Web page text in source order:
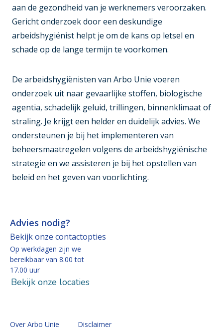
aan de gezondheid van je werknemers veroorzaken.
Gericht onderzoek door een deskundige
arbeidshygiënist helpt je om de kans op letsel en
schade op de lange termijn te voorkomen.
De arbeidshygiënisten van Arbo Unie voeren
onderzoek uit naar gevaarlijke stoffen, biologische
agentia, schadelijk geluid, trillingen, binnenklimaat of
straling. Je krijgt een helder en duidelijk advies. We
ondersteunen je bij het implementeren van
beheersmaatregelen volgens de arbeidshygiënische
strategie en we assisteren je bij het opstellen van
beleid en het geven van voorlichting.
Advies nodig?
Bekijk onze contactopties
Op werkdagen zijn we
bereikbaar van 8.00 tot
17.00 uur
Bekijk onze locaties
Over Arbo Unie Disclaimer